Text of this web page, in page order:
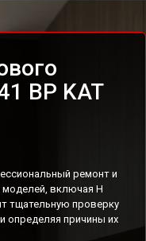
BP KAT
ремонт и
включая H
тщательную проверку
определяя причины их